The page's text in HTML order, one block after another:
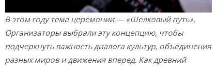
В этом году тема церемонии — «Шелковый путь».
Организаторы выбрали эту концепцию, чтобы
подчеркнуть важность диалога культур, объединения
разных миров и движения вперед. Как древний